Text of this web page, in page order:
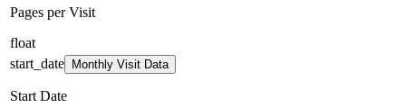
Pages per Visit
float
start_date
Monthly Visit Data
Start Date